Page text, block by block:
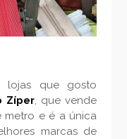
lojas que gosto
Zíper , que vende
metro e é a única
marcas de